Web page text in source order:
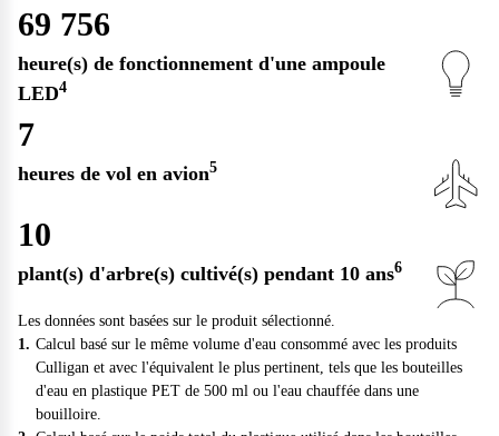
69 756
heure(s) de fonctionnement d'une ampoule
LED4
7
heures de vol en avion5
10
plant(s) d'arbre(s) cultivé(s) pendant 10 ans6
Les données sont basées sur le produit sélectionné.
Calcul basé sur le même volume d'eau consommé avec les produits
Culligan et avec l'équivalent le plus pertinent, tels que les bouteilles
d'eau en plastique PET de 500 ml ou l'eau chauffée dans une
bouilloire.